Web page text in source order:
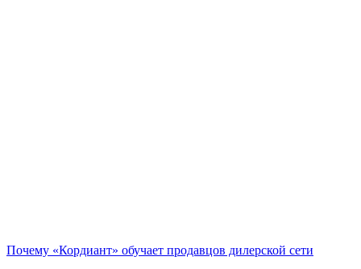
Почему «Кордиант» обучает продавцов дилерской сети